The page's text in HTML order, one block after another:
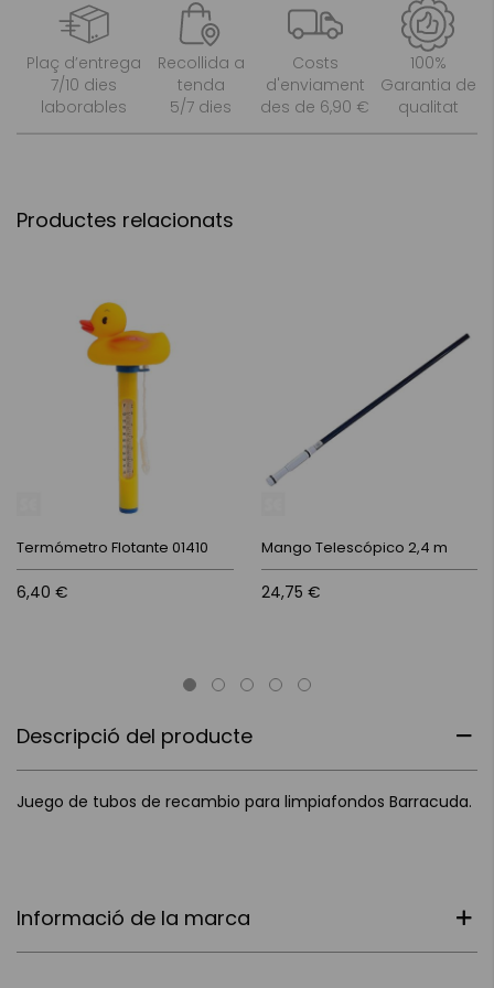
Plaç d’entrega
7/10 dies
laborables
Recollida a
tenda
5/7 dies
Costs
d'enviament
des de 6,90 €
100%
Garantia de
qualitat
Descripció del producte
Juego de tubos de recambio para limpiafondos Barracuda.
Informació de la marca
Productes relacionats
Termómetro Flotante 01410
6,40 €
Mango Telescópico 2,4 m
24,75 €